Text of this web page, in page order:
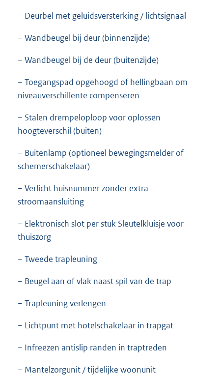
− Deurbel met geluidsversterking / lichtsignaal
− Wandbeugel bij deur (binnenzijde)
− Wandbeugel bij de deur (buitenzijde)
− Toegangspad opgehoogd of hellingbaan om
niveauverschillente compenseren
− Stalen drempeloploop voor oplossen
hoogteverschil (buiten)
− Buitenlamp (optioneel bewegingsmelder of
schemerschakelaar)
− Verlicht huisnummer zonder extra
stroomaansluiting
− Elektronisch slot per stuk Sleutelkluisje voor
thuiszorg
− Tweede trapleuning
− Beugel aan of vlak naast spil van de trap
− Trapleuning verlengen
− Lichtpunt met hotelschakelaar in trapgat
− Infreezen antislip randen in traptreden
− Mantelzorgunit / tijdelijke woonunit